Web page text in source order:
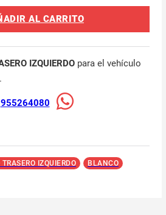
AL CARRITO
IZQUIERDOpara el vehículo
.
955264080
IZQUIERDO
BLANCO